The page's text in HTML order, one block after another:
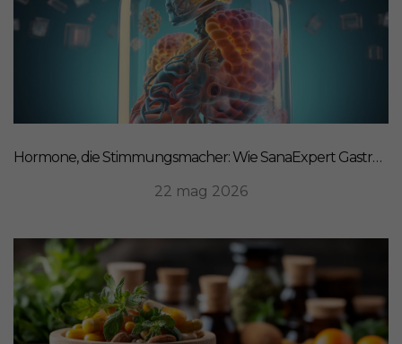
Hormone, die Stimmungsmacher: Wie SanaExpert Gastro Forte Ihre Darm-Hirn-Verbindung unterstützt
22 mag 2026